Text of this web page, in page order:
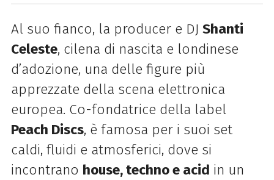
Al suo fianco, la producer e DJ Shanti
Celeste, cilena di nascita e londinese
d’adozione, una delle figure più
apprezzate della scena elettronica
europea. Co-fondatrice della label
Peach Discs, è famosa per i suoi set
caldi, fluidi e atmosferici, dove si
incontrano house, techno e acid in un